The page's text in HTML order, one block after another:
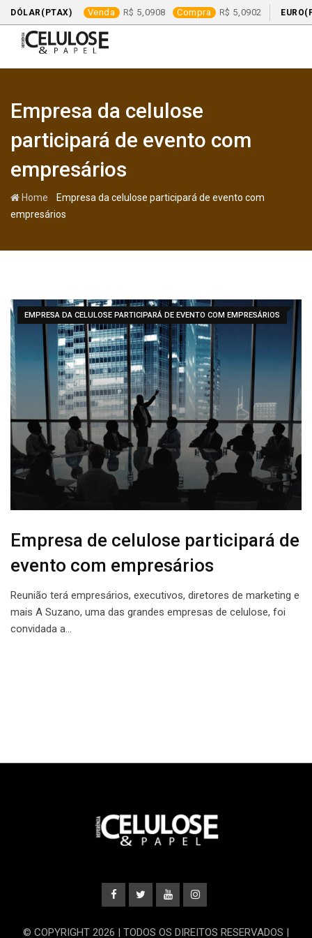
DÓLAR(PTAX) Venda 5,0908 Compra 5,0902
content
Empresa da celulose
participará de evento com
empresários
Home - Empresa da celulose participará de evento com
empresários
EMPRESA DA CELULOSE PARTICIPARÁ DE EVENTO COM EMPRESÁRIOS
Empresa de celulose participará de
evento com empresários
Reunião terá empresários, executivos, diretores de marketing e
mais A Suzano, uma das grandes empresas de celulose, foi
convidada a…
© COPYRIGHT 2026 | TODOS OS DIREITOS RESERVADOS |